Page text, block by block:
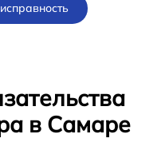
в Самаре